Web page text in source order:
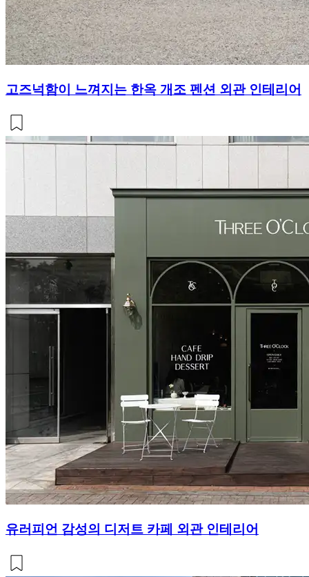
고즈넉함이 느껴지는 한옥 개조 펜션 외관 인테리어
유러피언 감성의 디저트 카페 외관 인테리어